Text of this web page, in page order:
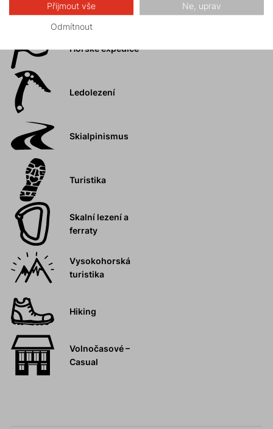
Aktivity
Horské expedice
Ledolezení
Skialpinismus
Turistika
Skalní lezení a
ferraty
Vysokohorská
turistika
Hiking
Volnočasové –
Casual
Přijmout vše Ne, uprav
Odmítnout